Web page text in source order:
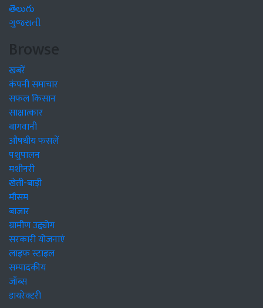
తెలుగు
ગુજરાતી
Browse
खबरें
कंपनी समाचार
सफल किसान
साक्षात्कार
बागवानी
औषधीय फसलें
पशुपालन
मशीनरी
खेती-बाड़ी
मौसम
बाजार
ग्रामीण उद्द्योग
सरकारी योजनाएं
लाइफ स्टाइल
सम्पादकीय
जॉब्स
डायरेक्टरी